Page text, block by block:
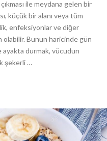
ile meydana gelen bir
küçük bir alanı veya tüm
enfeksiyonlar ve diğer
Bunun haricinde gün
ayakta durmak, vücudun
şekerli …